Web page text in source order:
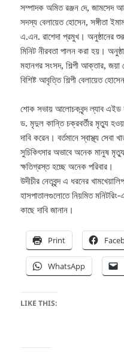
সম্পাদক অমিত রঞ্জন দে, জামসেদ
সদস্য বেলায়েত হোসেন, সঙ্গীতা
এ.এন. রাশেদা প্রমুখ। অনুষ্ঠানের
মিনিট নীরবতা পালন করা হয়।
মহানগর সংসদ, শিল্পী আক্তার,
বিশিষ্ট আবৃত্তি শিল্পী বেলায়েত
শোক সভায় আলোচকবৃন্দ ল্যাব এইড
ড. মৃদুল কান্তি চক্রবর্তীর মৃত্যু
দাবি করেন। বর্তমানে স্বাস্থ্য সেবা
সুচিকিৎসার অভাবে অনেক মানুষ
ক্ষতিগ্রস্ত হচ্ছে অনেক পরিবার।
উদীচীর নেতৃবৃন্দ এ ধরনের
হাসপাতালগুলোতে নিয়মিত
কাছে দাবি জানান।
Print
WhatsApp
LIKE THIS: